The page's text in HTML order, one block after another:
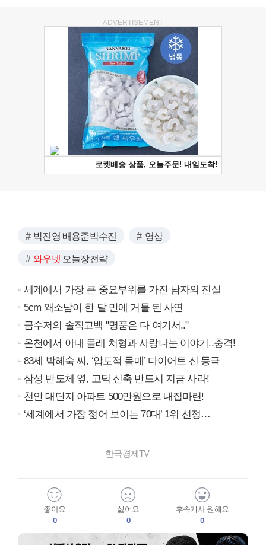
ADVERTISEMENT
박진영 배용준박수진 영상
와우넷 오늘장전략
세계에서 가장 큰 중요부위를 가진 남자의 진실
5cm 왜소남이 한 달 만에 거물 된 사연
금수저의 솔직고백 "명품은 다 여기서.."
온천에서 아내 몰래 처형과 사랑나눈 이야기..충격!
83세 박혜숙 씨, ‘압도적 몸매’ 다이어트 신 등극
삼성 반도체 옆, 고덕 신축 반드시 지금 사라!
천안 대단지 아파트 500만원으로 내집마련!
‘세계에서 가장 젊어 보이는 70대’ 1위 선정…
한국경제TV
좋아요
0
싫어요
0
후속기사 원해요
0